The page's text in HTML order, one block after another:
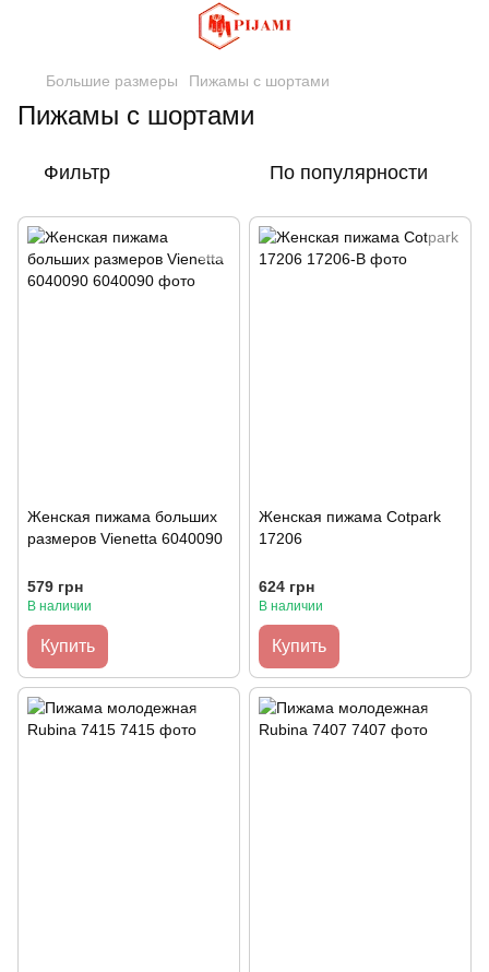
Большие размеры Пижамы с шортами
Пижамы с шортами
Фильтр По популярности
Женская пижама больших
размеров Vienetta 6040090
579 грн
В наличии
Купить
Женская пижама Cotpark
17206
624 грн
В наличии
Купить